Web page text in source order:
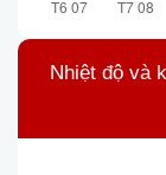
Nhiệt độ và